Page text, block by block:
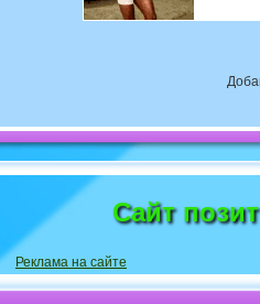
Сайт
Реклама на сайте